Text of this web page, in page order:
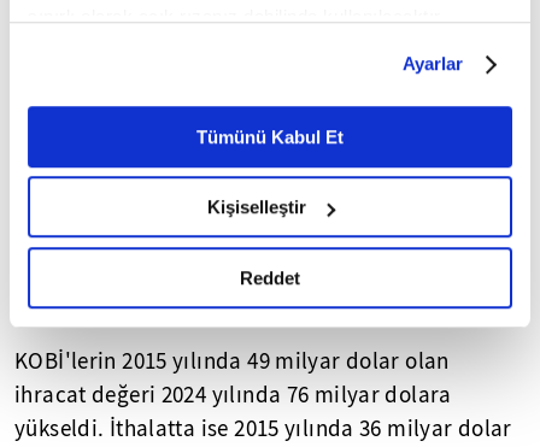
belirleyebilirsiniz. Çerezlere ilişkin detaylı bilgi için
Ayarlar butonuna tıklayabilir,Çerez Bilgilendirme
Metnimizi ziyaret edebilirsiniz.
6698 sayılı Kişisel Verilerin Korunması Kanunu uyarınca
okumak ve sitemizi ziyaretiniz kapsamında
gerçekleştirilen veri işleme faaliyetleri ile ilgili daha
detaylı bilgi almak için lütfentıklayınız.
Ayarlar
Tümünü Kabul Et
Kişiselleştir
Reddet
2024 yılı toplam ithalatında, mikro ölçekli
girişimlerin payı yüzde 0,9, küçük ölçekli
girişimlerin payı yüzde 5,2, orta ölçekli girişimlerin
payı ise yüzde 9,8 oldu. Büyük ölçekli girişimlerin
payı ise yüzde 84,1 olarak gerçekleşti. KOBİ'lerin
ithalatının yüzde 65,6'sı ticaret, yüzde 25,8'i ise
sanayi sektöründe gerçekleştirildi.
KOBİ'lerin 2015 yılında 49 milyar dolar olan
ihracat değeri 2024 yılında 76 milyar dolara
yükseldi. İthalatta ise 2015 yılında 36 milyar dolar